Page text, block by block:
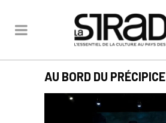
AU BORD DU PRÉCIPICE